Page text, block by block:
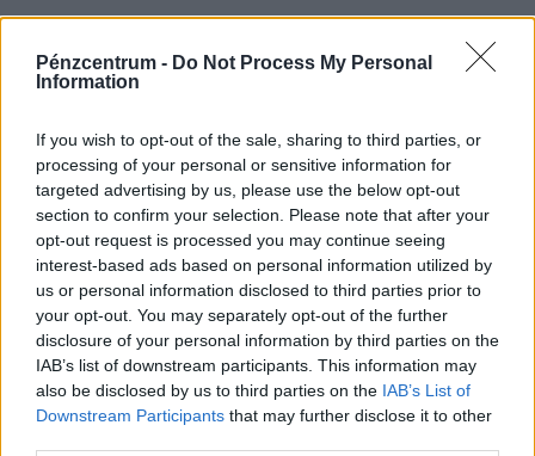
Pénzcentrum - Do Not Process My Personal
Information
If you wish to opt-out of the sale, sharing to third parties, or
processing of your personal or sensitive information for
targeted advertising by us, please use the below opt-out
section to confirm your selection. Please note that after your
opt-out request is processed you may continue seeing
interest-based ads based on personal information utilized by
us or personal information disclosed to third parties prior to
your opt-out. You may separately opt-out of the further
disclosure of your personal information by third parties on the
IAB’s list of downstream participants. This information may
also be disclosed by us to third parties on the IAB’s List of
Downstream Participants that may further disclose it to other
CÍMLAPRÓL AJÁNLJUK